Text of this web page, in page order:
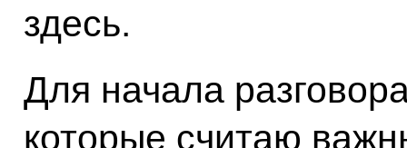
здесь.
Для начала
которые считаю